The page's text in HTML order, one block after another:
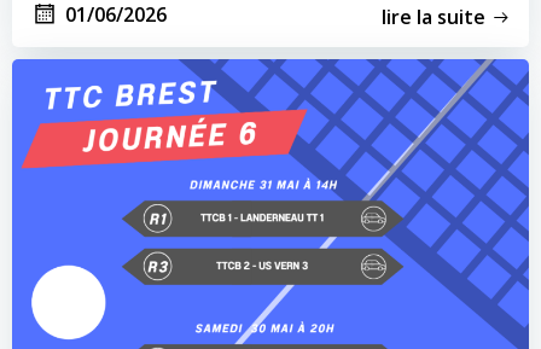
01/06/2026 lire la suite